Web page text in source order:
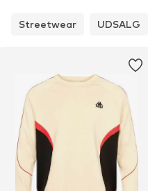
Streetwear UDSALG